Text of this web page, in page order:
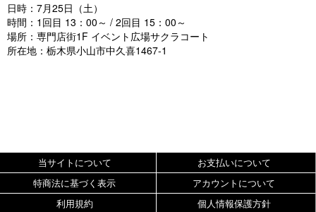
日時：7月25日（土）
時間：1回目 13：00～ / 2回目 15：00～
場所：専門店街1F イベント広場サクラコート
所在地：栃木県小山市中久喜1467-1
当サイトについて
お支払いについて
特商法に基づく表示
アカウントについて
利用規約
個人情報保護方針